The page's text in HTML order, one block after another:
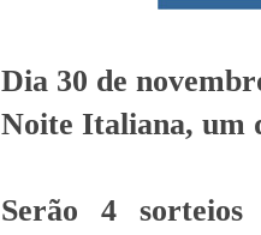
Dia 30 de
Noite Italiana, um
Serão 4